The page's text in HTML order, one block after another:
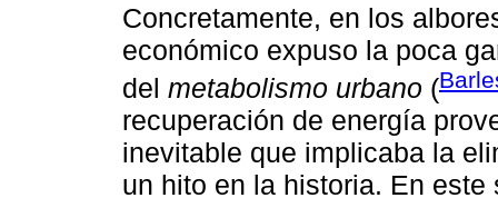
Concretamente, en los
económico expuso la poca
del metabolismo urbano (
recuperación de energía
inevitable que implicaba la
un hito en la historia. En